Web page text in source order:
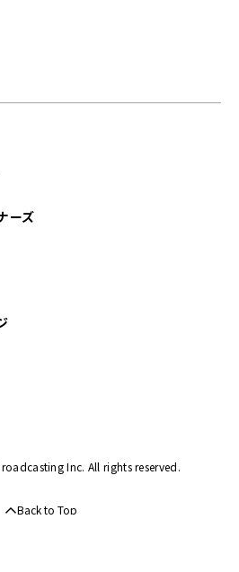
ーズ
Inc. All rights reserved.
Back to Top